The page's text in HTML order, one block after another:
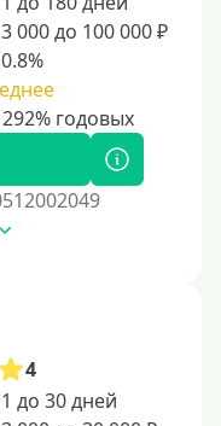
000 до 100 000 ₽
4
до 30 дней